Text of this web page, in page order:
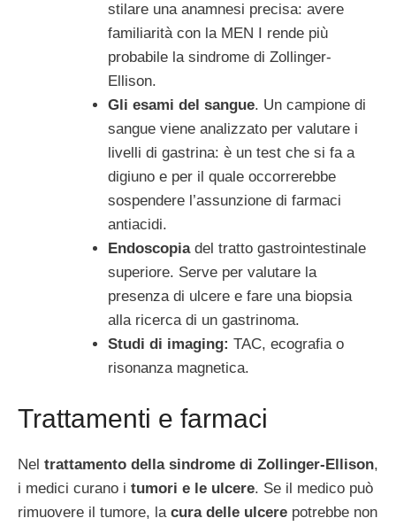
stilare una anamnesi precisa: avere
familiarità con la MEN I rende più
probabile la sindrome di Zollinger-
Ellison.
Gli esami del sangue. Un campione di
sangue viene analizzato per valutare i
livelli di gastrina: è un test che si fa a
digiuno e per il quale occorrerebbe
sospendere l’assunzione di farmaci
antiacidi.
Endoscopiadel tratto gastrointestinale
superiore. Serve per valutare la
presenza di ulcere e fare una biopsia
alla ricerca di un gastrinoma.
Studi di imaging: TAC, ecografia o
risonanza magnetica.
Trattamenti e farmaci
Nel trattamento della sindrome di Zollinger-Ellison,
i medici curano i tumori e le ulcere. Se il medico può
rimuovere il tumore, la cura delle ulcere potrebbe non